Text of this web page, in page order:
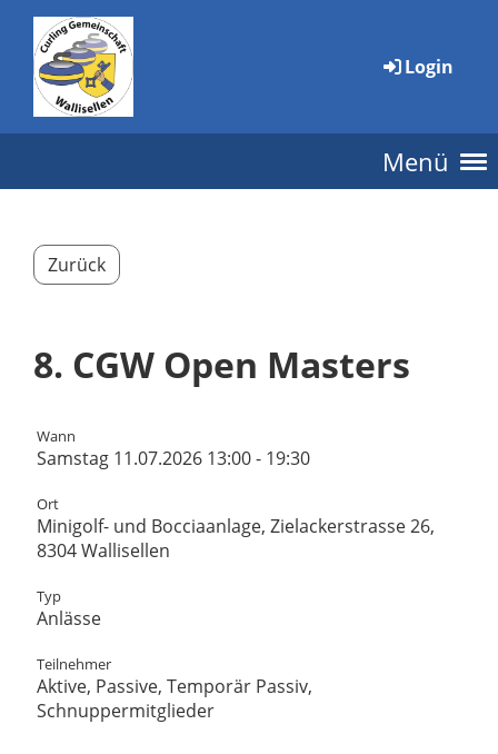
Login
Menü
Zurück
8. CGW Open Masters
Wann
Samstag 11.07.2026 13:00 - 19:30
Ort
Minigolf- und Bocciaanlage, Zielackerstrasse 26,
8304 Wallisellen
Typ
Anlässe
Teilnehmer
Aktive, Passive, Temporär Passiv,
Schnuppermitglieder